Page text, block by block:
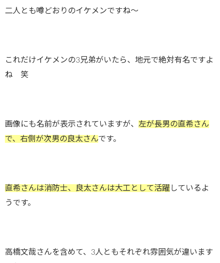
二人とも噂どおりのイケメンですね～
これだけイケメンの3兄弟がいたら、地元で絶対有名ですよ
ね 笑
画像にも名前が表示されていますが、 左が長男の直希さん
で、右側が次男の良太さんです。
直希さんは消防士、良太さんは大工として活躍しているよ
うです。
高橋文哉さんを含めて、3人ともそれぞれ雰囲気が違います